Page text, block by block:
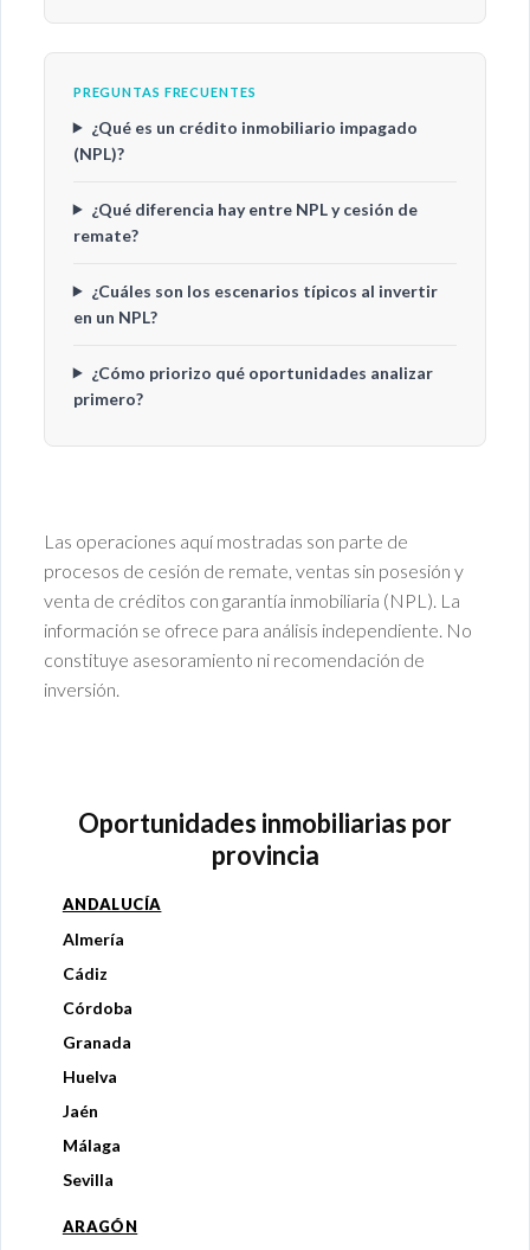
PREGUNTAS FRECUENTES
¿Qué es un crédito inmobiliario impagado
(NPL)?
¿Qué diferencia hay entre NPL y cesión de
remate?
¿Cuáles son los escenarios típicos al invertir
en un NPL?
¿Cómo priorizo qué oportunidades analizar
primero?
Las operaciones aquí mostradas son parte de
procesos de cesión de remate, ventas sin posesión y
venta de créditos con garantía inmobiliaria (NPL). La
información se ofrece para análisis independiente. No
constituye asesoramiento ni recomendación de
inversión.
Oportunidades inmobiliarias por
provincia
ANDALUCÍA
Almería
Cádiz
Córdoba
Granada
Huelva
Jaén
Málaga
Sevilla
ARAGÓN